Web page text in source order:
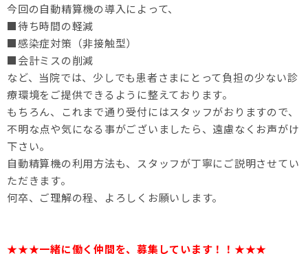
今回の自動精算機の導入によって、
■待ち時間の軽減
■感染症対策（非接触型）
■会計ミスの削減
など、当院では、少しでも患者さまにとって負担の少ない診
療環境をご提供できるように整えております。
もちろん、これまで通り受付にはスタッフがおりますので、
不明な点や気になる事がございましたら、遠慮なくお声がけ
下さい。
自動精算機の利用方法も、スタッフが丁寧にご説明させてい
ただきます。
何卒、ご理解の程、よろしくお願いします。
★★★一緒に働く仲間を、募集しています！！★★★